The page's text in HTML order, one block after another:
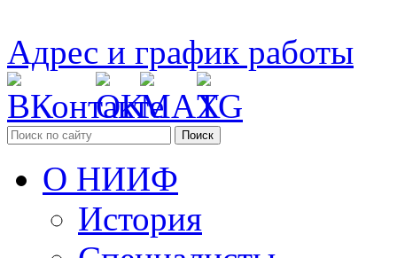
Адрес и график работы
Поиск
О НИИФ
История